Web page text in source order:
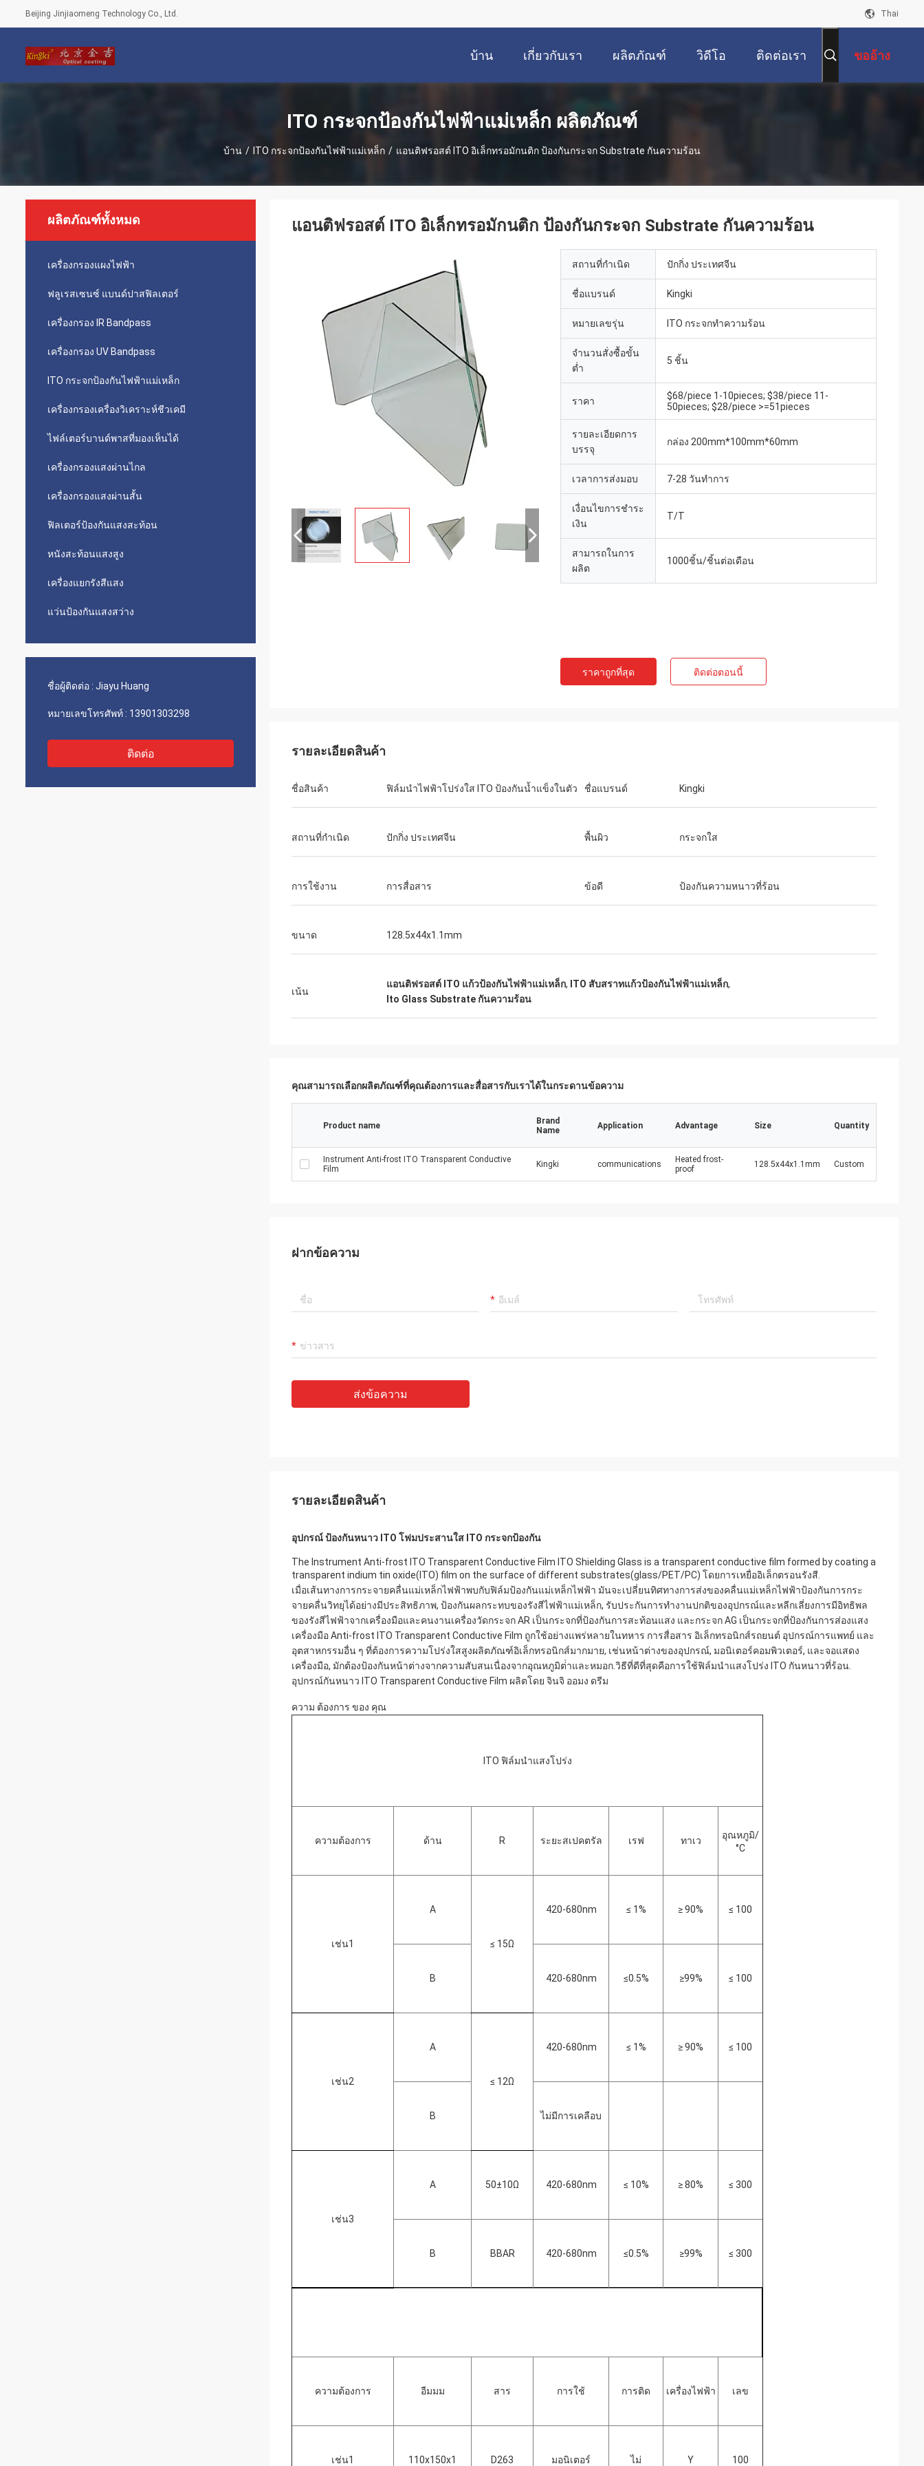
Beijing Jinjiaomeng Technology Co., Ltd. Thai
บ้าน เกี่ยวกับเรา ผลิตภัณฑ์ วิดีโอ ติดต่อเรา ขออ้าง
ITO กระจกป้องกันไฟฟ้าแม่เหล็ก ผลิตภัณฑ์
บ้าน / ITO กระจกป้องกันไฟฟ้าแม่เหล็ก / แอนติฟรอสต์ ITO อิเล็กทรอมักนติก ป้องกันกระจก Substrate กันความร้อน
ผลิตภัณฑ์ทั้งหมด
เครื่องกรองแผงไฟฟ้า
ฟลูเรสเซนซ์ แบนด์ปาสฟิลเตอร์
เครื่องกรอง IR Bandpass
เครื่องกรอง UV Bandpass
ITO กระจกป้องกันไฟฟ้าแม่เหล็ก
เครื่องกรองเครื่องวิเคราะห์ชีวเคมี
ไฟล์เตอร์บานด์พาสที่มองเห็นได้
เครื่องกรองแสงผ่านไกล
เครื่องกรองแสงผ่านสั้น
ฟิลเตอร์ป้องกันแสงสะท้อน
หนังสะท้อนแสงสูง
เครื่องแยกรังสีแสง
แว่นป้องกันแสงสว่าง
ชื่อผู้ติดต่อ : Jiayu Huang
หมายเลขโทรศัพท์ : 13901303298
ติดต่อ
แอนติฟรอสต์ ITO อิเล็กทรอมักนติก ป้องกันกระจก Substrate กันความร้อน
สถานที่กำเนิด ปักกิ่ง ประเทศจีน
ชื่อแบรนด์ Kingki
หมายเลขรุ่น ITO กระจกทําความร้อน
จำนวนสั่งซื้อขั้น
ต่ำ
5 ชิ้น
ราคา
$68/piece 1-10pieces; $38/piece 11-
50pieces; $28/piece >=51pieces
รายละเอียดการ
บรรจุ
กล่อง 200mm*100mm*60mm
เวลาการส่งมอบ 7-28 วันทําการ
เงื่อนไขการชำระ
เงิน
T/T
สามารถในการ
ผลิต
1000ชิ้น/ชิ้นต่อเดือน
ราคาถูกที่สุด ติดต่อตอนนี้
รายละเอียดสินค้า
ชื่อสินค้า ฟิล์มนำไฟฟ้าโปร่งใส ITO ป้องกันน้ำแข็งในตัว ชื่อแบรนด์ Kingki
สถานที่กำเนิด ปักกิ่ง ประเทศจีน พื้นผิว กระจกใส
การใช้งาน การสื่อสาร ข้อดี ป้องกันความหนาวที่ร้อน
ขนาด 128.5x44x1.1mm
เน้น
แอนติฟรอสต์ ITO แก้วป้องกันไฟฟ้าแม่เหล็ก, ITO สับสราทแก้วป้องกันไฟฟ้าแม่เหล็ก,
Ito Glass Substrate กันความร้อน
คุณสามารถเลือกผลิตภัณฑ์ที่คุณต้องการและสื่อสารกับเราได้ในกระดานข้อความ
Product name
Brand
Name
Application Advantage Size Quantity
Instrument Anti-frost ITO Transparent Conductive
Film
Kingki communications
Heated frost-
proof
128.5x44x1.1mm Custom
ฝากข้อความ
ส่งข้อความ
รายละเอียดสินค้า
อุปกรณ์ ป้องกันหนาว ITO โฟมประสานใส ITO กระจกป้องกัน
The Instrument Anti-frost ITO Transparent Conductive Film ITO Shielding Glass is a transparent conductive film formed by coating a
transparent indium tin oxide(ITO) film on the surface of different substrates(glass/PET/PC) โดยการเหยื่ออิเล็กตรอนรังสี.
เมื่อเส้นทางการกระจายคลื่นแม่เหล็กไฟฟ้าพบกับฟิล์มป้องกันแม่เหล็กไฟฟ้า มันจะเปลี่ยนทิศทางการส่งของคลื่นแม่เหล็กไฟฟ้าป้องกันการกระ
จายคลื่นวิทยุได้อย่างมีประสิทธิภาพ, ป้องกันผลกระทบของรังสีไฟฟ้าแม่เหล็ก, รับประกันการทํางานปกติของอุปกรณ์และหลีกเลี่ยงการมีอิทธิพล
ของรังสีไฟฟ้าจากเครื่องมือและคนงานเครื่องวัดกระจก AR เป็นกระจกที่ป้องกันการสะท้อนแสง และกระจก AG เป็นกระจกที่ป้องกันการส่องแสง
เครื่องมือ Anti-frost ITO Transparent Conductive Film ถูกใช้อย่างแพร่หลายในทหาร การสื่อสาร อิเล็กทรอนิกส์รถยนต์ อุปกรณ์การแพทย์ และ
อุตสาหกรรมอื่น ๆ ที่ต้องการความโปร่งใสสูงผลิตภัณฑ์อิเล็กทรอนิกส์มากมาย, เช่นหน้าต่างของอุปกรณ์, มอนิเตอร์คอมพิวเตอร์, และจอแสดง
เครื่องมือ, มักต้องป้องกันหน้าต่างจากความสับสนเนื่องจากอุณหภูมิต่ําและหมอก.วิธีที่ดีที่สุดคือการใช้ฟิล์มนําแสงโปร่ง ITO กันหนาวที่ร้อน.
อุปกรณ์กันหนาว ITO Transparent Conductive Film ผลิตโดย จินจิ ออมง ดรีม
ความ ต้องการ ของ คุณ
ITO ฟิล์มนําแสงโปร่ง
ความต้องการ ด้าน R ระยะสเปคตรัล เรฟ ทาเว
อุณหภูมิ/
°C
เช่น1
A
≤ 15Ω
420-680nm ≤ 1% ≥ 90% ≤ 100
B 420-680nm ≤0.5% ≥99% ≤ 100
เช่น2
A
≤ 12Ω
420-680nm ≤ 1% ≥ 90% ≤ 100
B ไม่มีการเคลือบ
เช่น3
A 50±10Ω 420-680nm ≤ 10% ≥ 80% ≤ 300
B BBAR 420-680nm ≤0.5% ≥99% ≤ 300
ความต้องการ อืมมม สาร การใช้ การติด เครื่องไฟฟ้า เลข
เช่น1 110x150x1 D263 มอนิเตอร์ ไม่ Y 100